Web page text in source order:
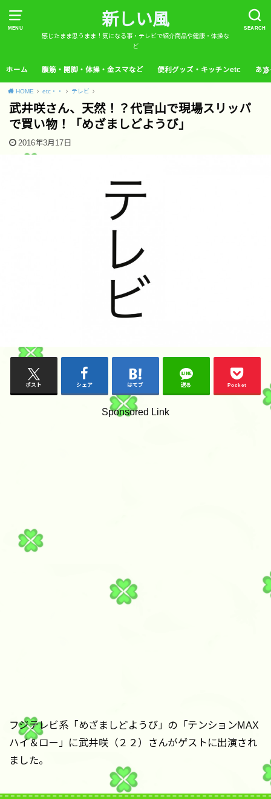
MENU SEARCH
新しい風
感じたまま思うまま！気になる事・テレビで紹介商品や健康・体操な
ど
ホーム 腹筋・開脚・体操・金スマなど 便利グッズ・キッチンetc あ
HOME etc・・ テレビ
武井咲さん、天然！？代官山で現場スリッパ
で買い物！「めざましどようび」
2016年3月17日
ポスト シェア はてブ 送る Pocket
Sponsored Link
フジテレビ系「めざましどようび」の「テンションMAX
ハイ＆ロー」に武井咲（２２）さんがゲストに出演され
ました。